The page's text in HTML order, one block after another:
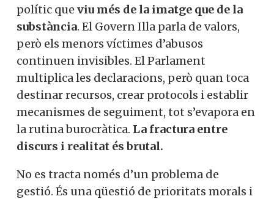
polític que viu més de la imatge que de la
substància. El Govern Illa parla de valors,
però els menors víctimes d’abusos
continuen invisibles. El Parlament
multiplica les declaracions, però quan toca
destinar recursos, crear protocols i establir
mecanismes de seguiment, tot s’evapora en
la rutina burocràtica. La fractura entre
discurs i realitat és brutal.
No es tracta només d’un problema de
gestió. És una qüestió de prioritats morals i